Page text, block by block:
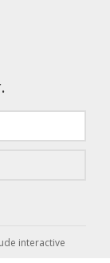
interactive